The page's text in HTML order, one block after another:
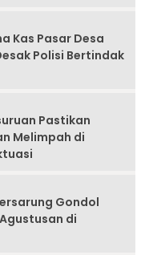
Kas Pasar Desa
Polisi Bertindak
Pastikan
Melimpah di
Gondol
di